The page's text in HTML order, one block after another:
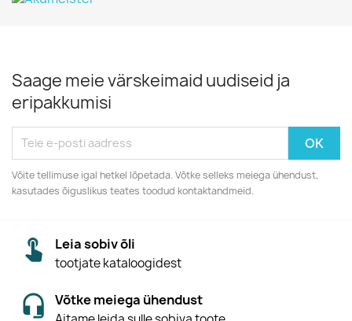
Saage meie värskeimaid uudiseid ja
eripakkumisi
Võite tellimuse igal hetkel lõpetada. Võtke selleks meiega ühendust,
kasutades õiguslikus teates toodud kontaktandmeid.
Leia sobiv õli
tootjate kataloogidest
Võtke meiega ühendust